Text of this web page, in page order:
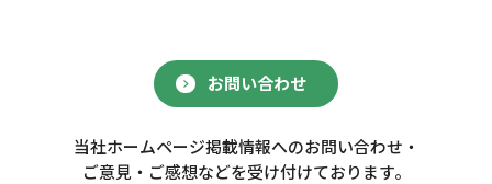
お問い合わせ
当社ホームページ掲載情報へのお問い合わせ・
ご意見・ご感想などを受け付けております。